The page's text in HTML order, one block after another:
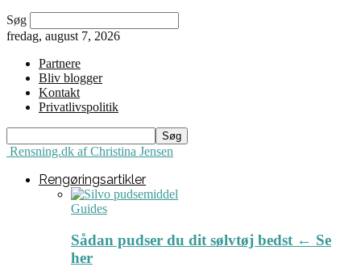
Søg
fredag, august 7, 2026
Partnere
Bliv blogger
Kontakt
Privatlivspolitik
Rensning.dk af Christina Jensen
Rengøringsartikler
Guides
Sådan pudser du dit sølvtøj bedst ← Se
her